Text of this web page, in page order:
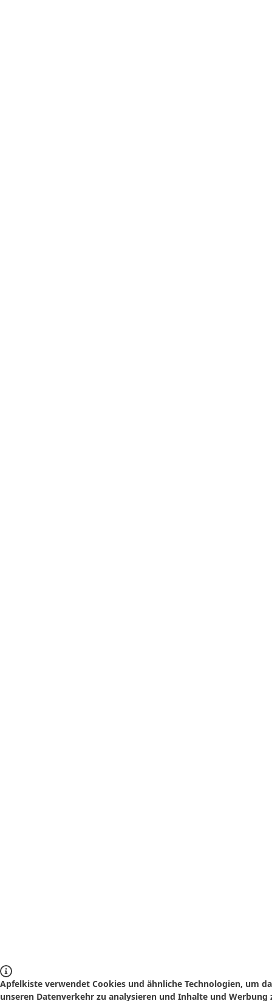
Apfelkiste verwendet Cookies und ähnliche Technologien, um
unseren Datenverkehr zu analysieren und Inhalte und